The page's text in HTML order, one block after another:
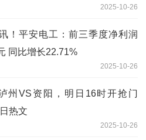
2025-10-26
！平安电工：前三季度净利润
同比增长22.71%
2025-10-26
州VS资阳，明日16时开抢门
热文
2025-10-26